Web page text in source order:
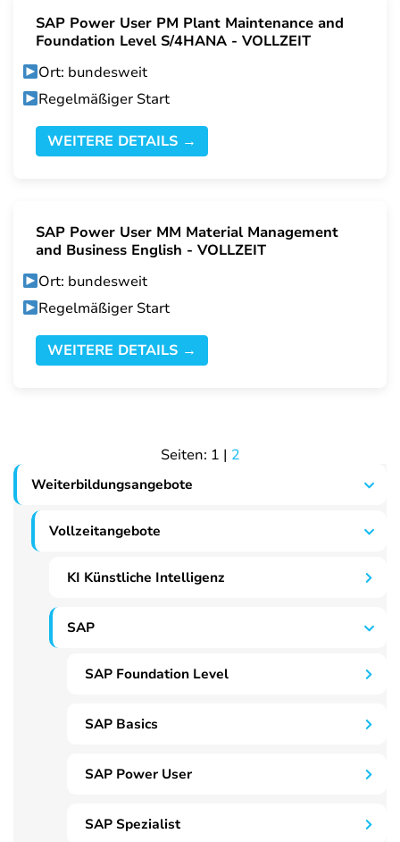
SAP Power User PM Plant Maintenance and
Foundation Level S/4HANA - VOLLZEIT
Ort: bundesweit
Regelmäßiger Start
WEITERE DETAILS →
SAP Power User MM Material Management
and Business English - VOLLZEIT
Ort: bundesweit
Regelmäßiger Start
WEITERE DETAILS →
Seiten: 1 | 2
Weiterbildungsangebote
Vollzeitangebote
KI Künstliche Intelligenz
SAP
SAP Foundation Level
SAP Basics
SAP Power User
SAP Spezialist